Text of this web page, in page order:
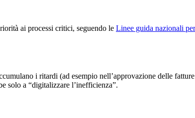
ai processi critici, seguendo le Linee guida nazionali
i ritardi (ad esempio nell’approvazione delle
solo a “digitalizzare l’inefficienza”.